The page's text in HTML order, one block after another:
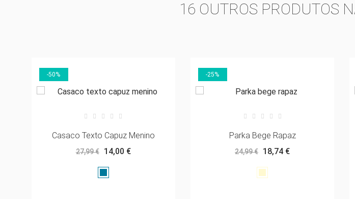
16 OUTROS PRODUTOS
-50%
Casaco Texto Capuz Menino
27,99 € 14,00 €
Azul
-25%
Parka Bege Rapaz
24,99 € 18,74 €
Bege
DESEJOS.